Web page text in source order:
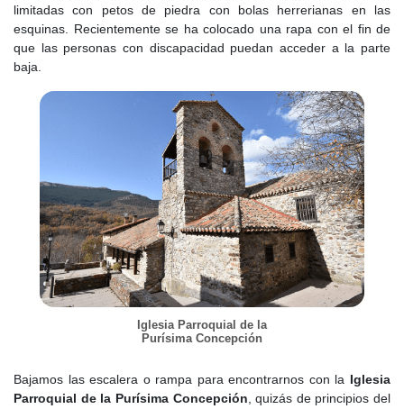
limitadas con petos de piedra con bolas herrerianas en las
esquinas. Recientemente se ha colocado una rapa con el fin de
que las personas con discapacidad puedan acceder a la parte
baja.
Iglesia Parroquial de la
Purísima Concepción
Bajamos las escalera o rampa para encontrarnos con la Iglesia
Parroquial de la Purísima Concepción, quizás de principios del